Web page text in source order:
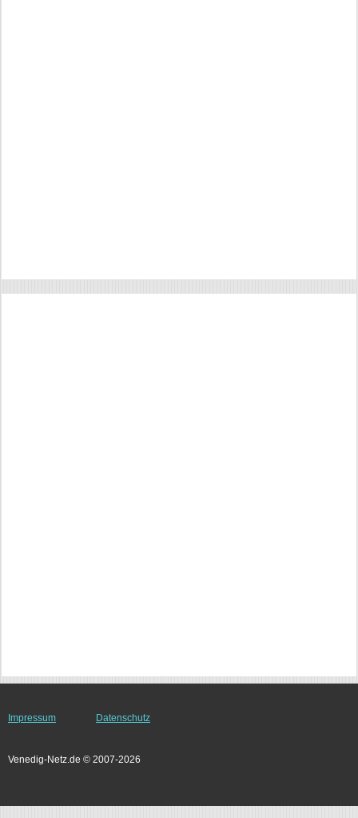
Impressum Datenschutz
Venedig-Netz.de © 2007-2026